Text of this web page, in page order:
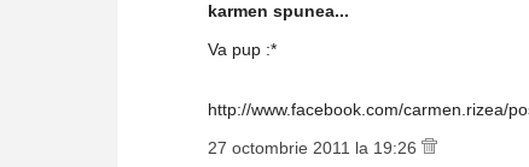
karmen spunea...
Va pup :*
http://www.facebook.com/carmen.rizea/
27 octombrie 2011 la 19:26